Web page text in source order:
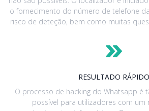
o fornecimento do número de telefone
risco de deteção, bem como muitas
RESULTADO RÁPIDO
O processo de hacking do Whatsapp é
possível para utilizadores com um